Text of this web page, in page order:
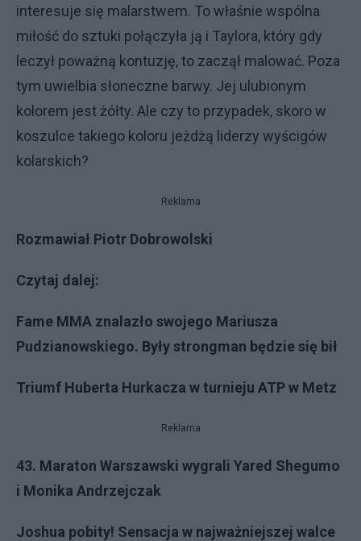
interesuje się malarstwem. To właśnie wspólna
miłość do sztuki połączyła ją i Taylora, który gdy
leczył poważną kontuzję, to zaczął malować. Poza
tym uwielbia słoneczne barwy. Jej ulubionym
kolorem jest żółty. Ale czy to przypadek, skoro w
koszulce takiego koloru jeżdżą liderzy wyścigów
kolarskich?
Reklama
Rozmawiał Piotr Dobrowolski
Czytaj dalej:
Fame MMA znalazło swojego Mariusza
Pudzianowskiego. Były strongman będzie się bił
Triumf Huberta Hurkacza w turnieju ATP w Metz
Reklama
43. Maraton Warszawski wygrali Yared Shegumo
i Monika Andrzejczak
Joshua pobity! Sensacja w najważniejszej walce